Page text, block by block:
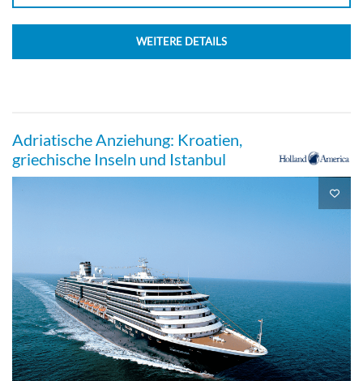
WEITERE DETAILS
Adriatische Anziehung: Kroatien,
griechische Inseln und Istanbul